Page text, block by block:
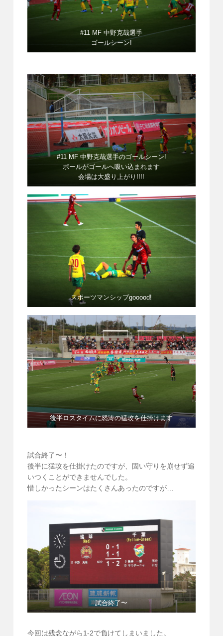
#11 MF 中野克哉選手
ゴールシーン!
#11 MF 中野克哉選手のゴールシーン!
ボールがゴールへ吸い込まれます
会場は大盛り上がり!!!!
スポーツマンシップgooood!
後半ロスタイムに怒涛の猛攻を仕掛けます
試合終了〜！
後半に猛攻を仕掛けたのですが、固い守りを崩せず追
いつくことができませんでした。
惜しかったシーンはたくさんあったのですが…
試合終了〜
今回は残念ながら1-2で負けてしまいました。